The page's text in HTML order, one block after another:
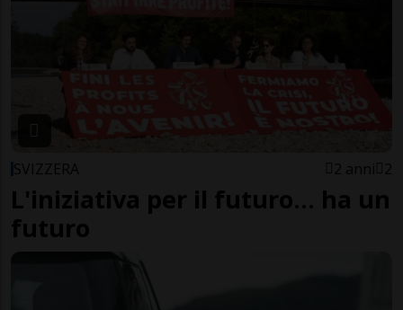
SVIZZERA 2 anni 2
L'iniziativa per il futuro... ha un
futuro